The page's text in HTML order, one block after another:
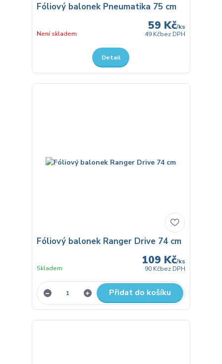
Fóliový balonek Pneumatika 75 cm
59 Kč/ks
49 Kčbez DPH
Není skladem
Detail
Fóliový balonek Ranger Drive 74 cm
109 Kč/ks
90 Kčbez DPH
Skladem
Přidat do košíku